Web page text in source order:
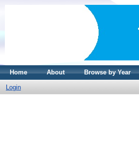
Home About Browse by Year
Login